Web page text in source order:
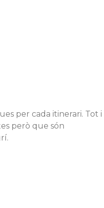
per cada itinerari. Tot i
però que són